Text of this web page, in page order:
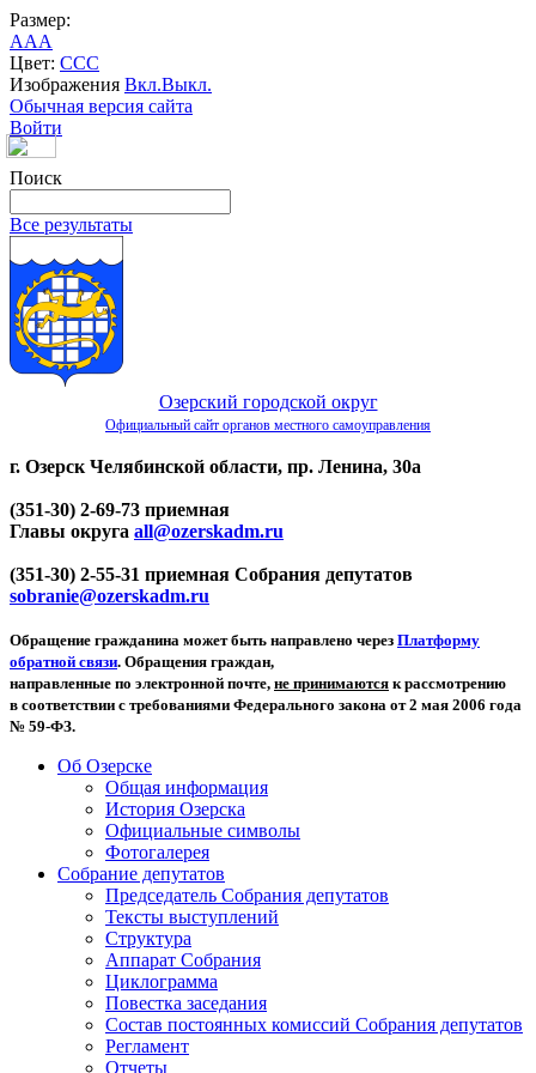
Размер:
AAA
Цвет: CCC
Изображения Вкл.Выкл.
Обычная версия сайта
Войти
Поиск
Все результаты
Озерский городской округ
Официальный сайт органов местного самоуправления
г. Озерск Челябинской области, пр. Ленина, 30а
(351-30) 2-69-73 приемная
Главы округа all@ozerskadm.ru
(351-30) 2-55-31 приемная Собрания депутатов
sobranie@ozerskadm.ru
Обращение гражданина может быть направлено через Платформу
обратной связи. Обращения граждан,
направленные по электронной почте, не принимаются к рассмотрению
в соответствии с требованиями Федерального закона от 2 мая 2006 года
№ 59-ФЗ.
Об Озерске
Общая информация
История Озерска
Официальные символы
Фотогалерея
Собрание депутатов
Председатель Собрания депутатов
Тексты выступлений
Структура
Аппарат Собрания
Циклограмма
Повестка заседания
Состав постоянных комиссий Собрания депутатов
Регламент
Отчеты